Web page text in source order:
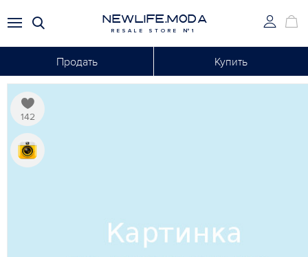
NEWLIFE.MODA
RESALE STORE №1
Продать Купить
142